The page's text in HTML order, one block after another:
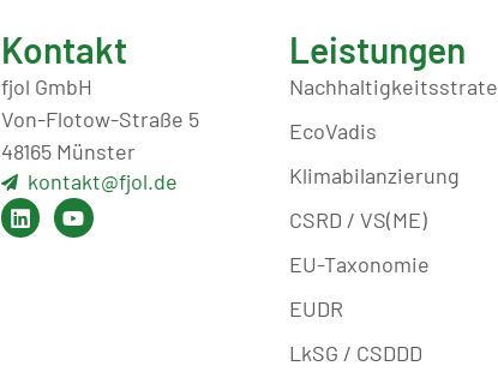
Kontakt
fjol GmbH
Von-Flotow-Straße 5
48165 Münster
kontakt@fjol.de
Leistungen
EcoVadis
Klimabilanzierung
CSRD / VS(ME)
EU-Taxonomie
EUDR
LkSG / CSDDD